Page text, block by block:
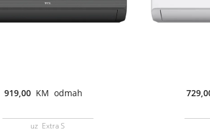
919,00 KM odmah
uz Extra S